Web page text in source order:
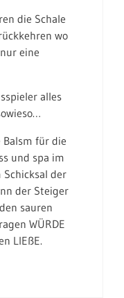
die Schale
wo
eine
alles
Balsm für die
und spa im
Schicksal der
der Steiger
sauren
WÜRDE
LIEßE.